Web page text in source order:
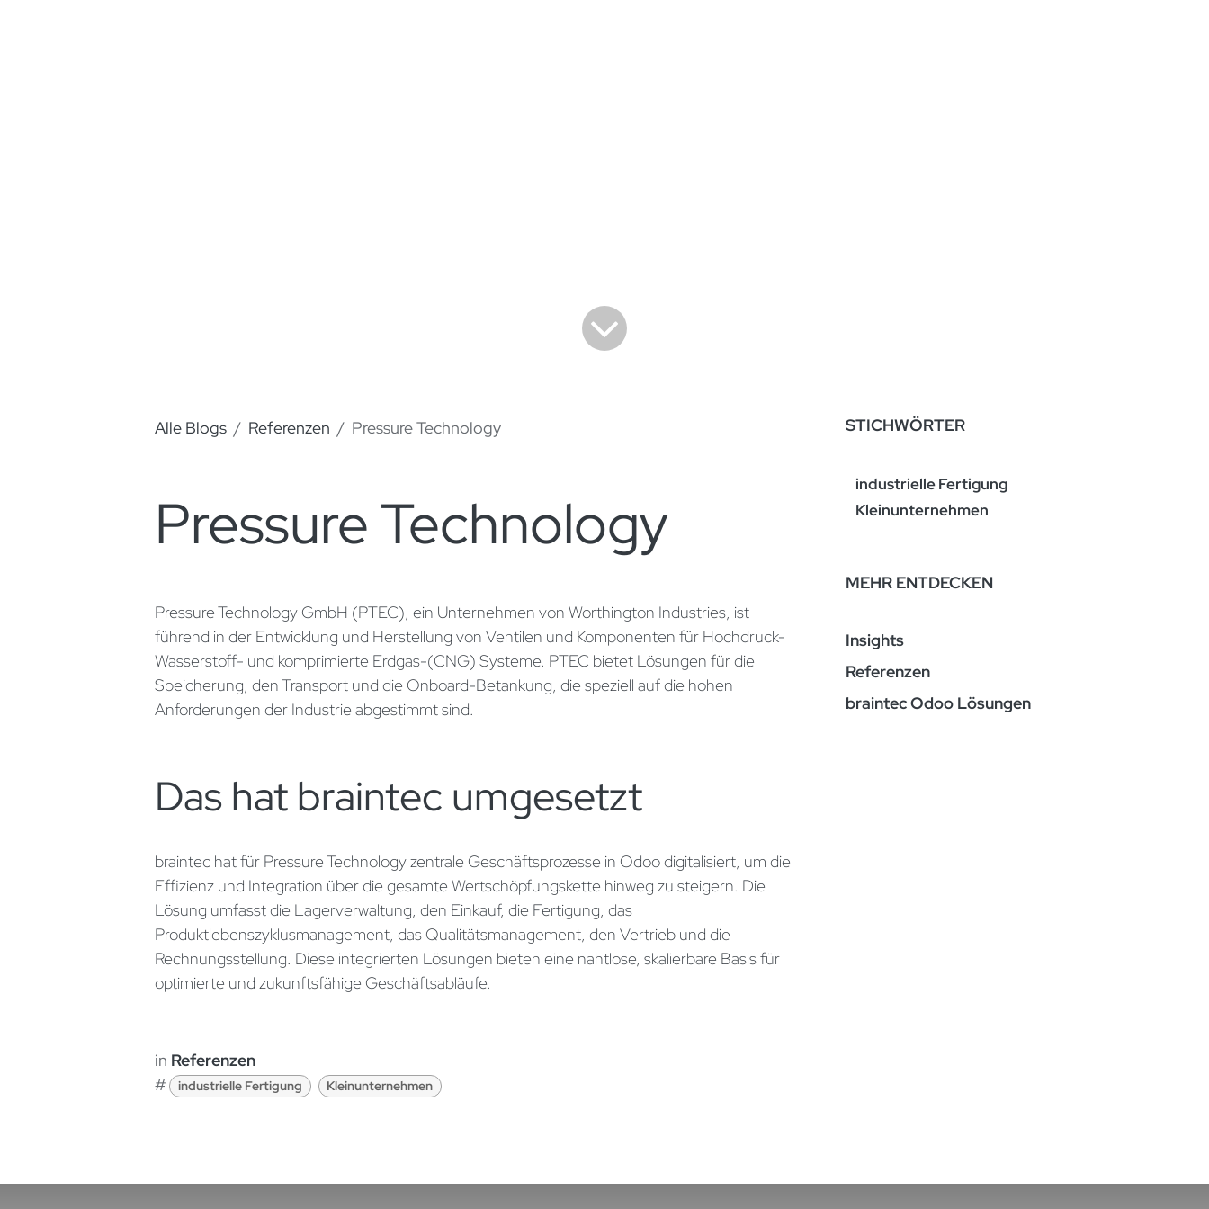
Alle Blogs Referenzen Pressure Technology
Pressure Technology
Pressure Technology GmbH (PTEC), ein Unternehmen von Worthington Industries, ist
führend in der Entwicklung und Herstellung von Ventilen und Komponenten für Hochdruck-
Wasserstoff- und komprimierte Erdgas-(CNG) Systeme. PTEC bietet Lösungen für die
Speicherung, den Transport und die Onboard-Betankung, die speziell auf die hohen
Anforderungen der Industrie abgestimmt sind.
Das hat braintec umgesetzt
braintec hat für Pressure Technology zentrale Geschäftsprozesse in Odoo digitalisiert, um die
Effizienz und Integration über die gesamte Wertschöpfungskette hinweg zu steigern. Die
Lösung umfasst die Lagerverwaltung, den Einkauf, die Fertigung, das
Produktlebenszyklusmanagement, das Qualitätsmanagement, den Vertrieb und die
Rechnungsstellung. Diese integrierten Lösungen bieten eine nahtlose, skalierbare Basis für
optimierte und zukunftsfähige Geschäftsabläufe.
in Referenzen
#
industrielle Fertigung Kleinunternehmen
STICHWÖRTER
industrielle Fertigung
Kleinunternehmen
MEHR ENTDECKEN
Insights
Referenzen
braintec Odoo Lösungen